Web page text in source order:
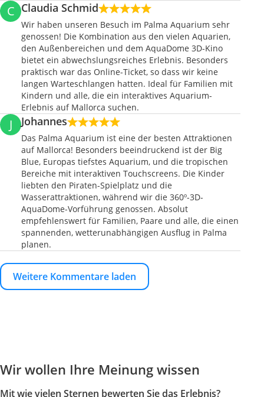
C Claudia Schmid
Wir haben unseren Besuch im Palma Aquarium sehr
genossen! Die Kombination aus den vielen Aquarien,
den Außenbereichen und dem AquaDome 3D-Kino
bietet ein abwechslungsreiches Erlebnis. Besonders
praktisch war das Online-Ticket, so dass wir keine
langen Warteschlangen hatten. Ideal für Familien mit
Kindern und alle, die ein interaktives Aquarium-
Erlebnis auf Mallorca suchen.
J Johannes
Das Palma Aquarium ist eine der besten Attraktionen
auf Mallorca! Besonders beeindruckend ist der Big
Blue, Europas tiefstes Aquarium, und die tropischen
Bereiche mit interaktiven Touchscreens. Die Kinder
liebten den Piraten-Spielplatz und die
Wasserattraktionen, während wir die 360º-3D-
AquaDome-Vorführung genossen. Absolut
empfehlenswert für Familien, Paare und alle, die einen
spannenden, wetterunabhängigen Ausflug in Palma
planen.
Weitere Kommentare laden
Wir wollen Ihre Meinung wissen
Mit wie vielen Sternen bewerten Sie das Erlebnis?